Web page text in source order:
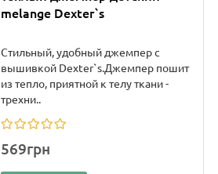
melange Dexter`s
Стильный, удобный джемпер с
вышивкой Dexter`s.Джемпер пошит
из тепло, приятной к телу ткани -
трехни..
569грн